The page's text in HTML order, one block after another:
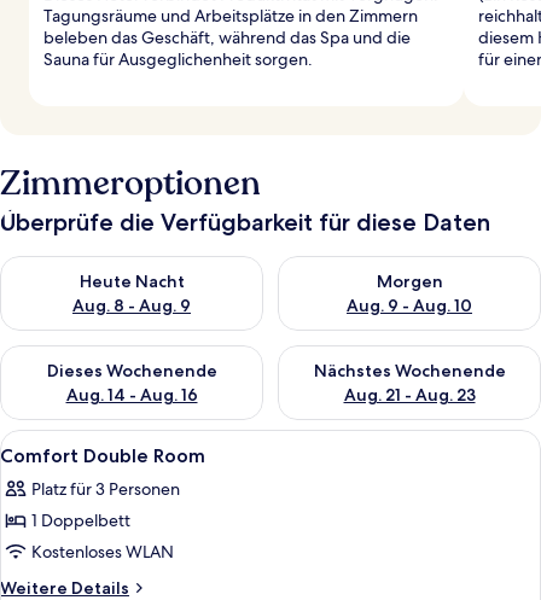
Tagungsräume und Arbeitsplätze in den Zimmern
beleben das Geschäft, während das Spa und die
Sauna für Ausgeglichenheit sorgen.
diesem
für
Zimmeroptionen
Überprüfe die Verfügbarkeit für diese Daten
Heute Nacht
Aug. 8 - Aug. 9
Überprüfe die Verfügbarkeit für heute Nacht, Aug. 8 - Aug. 9.
Morgen
Aug. 9 - Aug. 10
Überprüfe die Verfügbarkeit
Dieses Wochenende
Aug. 14 - Aug. 16
Überprüfe die Verfügbarkeit für dieses Wochenende, Aug. 14
Nächstes Wochenende
Aug. 21 - Aug. 23
Überprüfe die Verfügbarkeit
Alle
Fotos
für
Comfort
Double
Room
Ein Schlafzimmer mit Bett,
6
Comfort Double Room
Platz für 3 Personen
1 Doppelbett
Kostenloses WLAN
Weitere Details
Weitere